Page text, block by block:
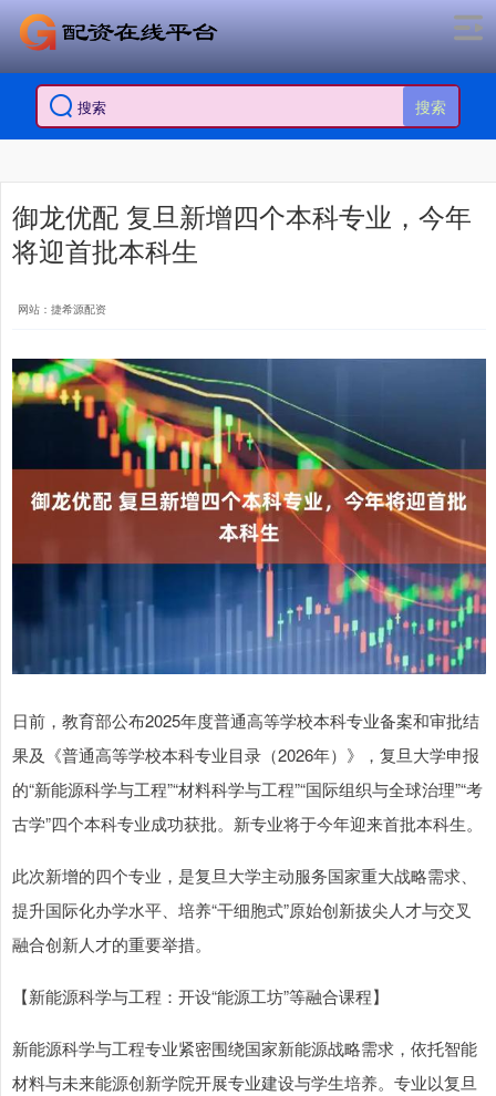
搜索
御龙优配 复旦新增四个本科专业，今年
将迎首批本科生
网站：捷希源配资
日前，教育部公布2025年度普通高等学校本科专业备案和审批结
果及《普通高等学校本科专业目录（2026年）》，复旦大学申报
的“新能源科学与工程”“材料科学与工程”“国际组织与全球治理”“考
古学”四个本科专业成功获批。新专业将于今年迎来首批本科生。
此次新增的四个专业，是复旦大学主动服务国家重大战略需求、
提升国际化办学水平、培养“干细胞式”原始创新拔尖人才与交叉
融合创新人才的重要举措。
【新能源科学与工程：开设“能源工坊”等融合课程】
新能源科学与工程专业紧密围绕国家新能源战略需求，依托智能
材料与未来能源创新学院开展专业建设与学生培养。专业以复旦